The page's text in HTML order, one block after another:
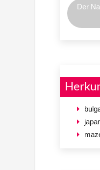
Der